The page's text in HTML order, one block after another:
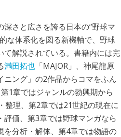
さと広さを誇る日本の“野球マ
な体系化を図る新機軸で、野球
て解説されている。書籍内には完
満田拓也「MAJOR」、神尾龍原
ニング」の2作品からコマをふん
1章ではジャンルの勃興期から
整理、第2章では21世紀の現在に
価、第3章では野球マンガなら
を分析・解体、第4章では物語の